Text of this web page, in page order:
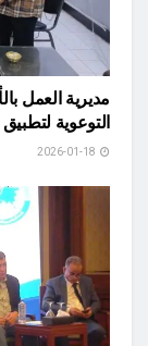
مديرية العمل
التوعوية لتطبيق